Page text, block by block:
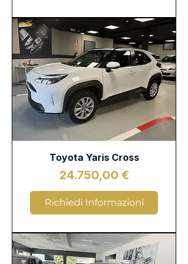
Toyota Yaris Cross
Prezzo
24.750,00 €
Richiedi Informazioni